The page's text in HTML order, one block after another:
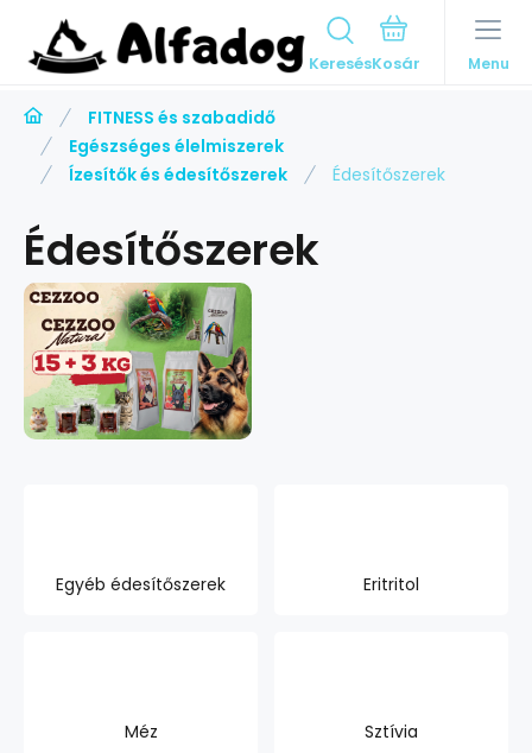
Keresés Menu
FITNESS és szabadidő
Egészséges élelmiszerek
Ízesítők és édesítőszerek
Édesítőszerek
Édesítőszerek
Egyéb édesítőszerek Eritritol
Méz Sztívia